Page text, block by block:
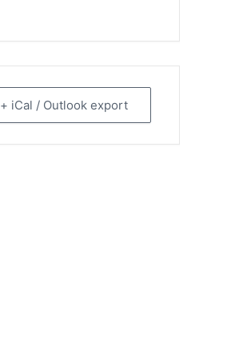
+ iCal / Outlook export